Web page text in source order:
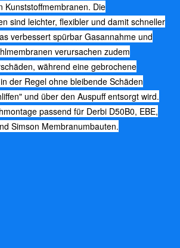
Kunststoffmembranen. Die
sind leichter, flexibler und damit schneller
verbessert spürbar Gasannahme und
verursachen zudem
während eine gebrochene
der Regel ohne bleibende Schäden
und über den Auspuff entsorgt wird.
passend für Derbi D50B0, EBE,
Simson Membranumbauten.